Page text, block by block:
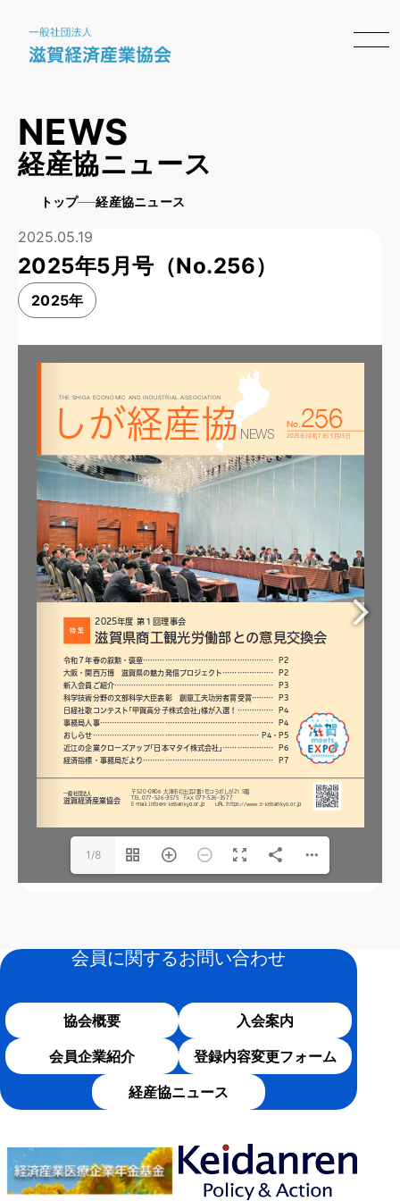
NEWS
経産協ニュース
トップ 経産協ニュース
2025.05.19
2025年5月号（No.256）
2025年
1/8
会員に関するお問い合わせ
協会概要
入会案内
会員企業紹介
登録内容変更フォーム
経産協ニュース